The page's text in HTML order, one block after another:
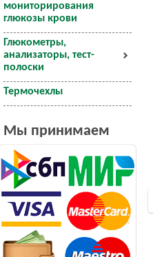
мониторирования
глюкозы крови
Глюкометры,
анализаторы, тест-
полоски
Термочехлы
Мы принимаем